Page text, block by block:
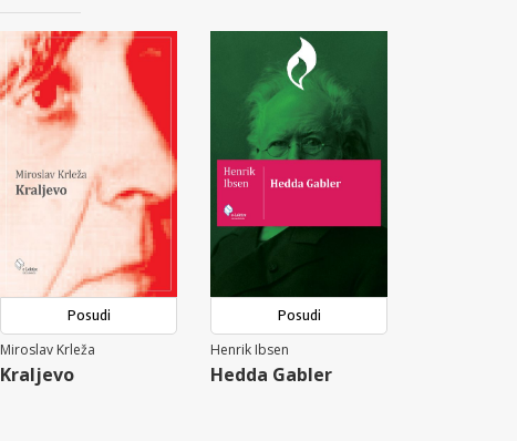
Posudi
Miroslav Krleža
Kraljevo
Posudi
Henrik Ibsen
Hedda Gabler